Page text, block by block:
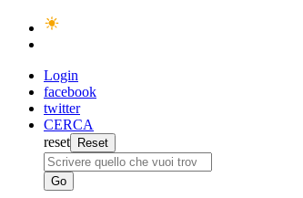
Login
facebook
twitter
CERCA
reset